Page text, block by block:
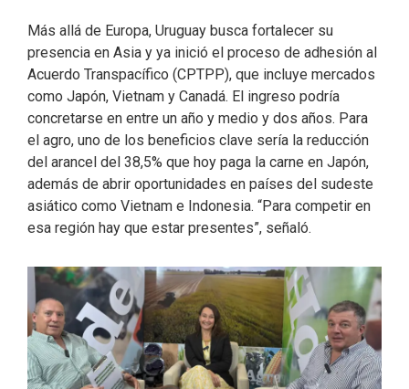
Más allá de Europa, Uruguay busca fortalecer su
presencia en Asia y ya inició el proceso de adhesión al
Acuerdo Transpacífico (CPTPP), que incluye mercados
como Japón, Vietnam y Canadá. El ingreso podría
concretarse en entre un año y medio y dos años. Para
el agro, uno de los beneficios clave sería la reducción
del arancel del 38,5% que hoy paga la carne en Japón,
además de abrir oportunidades en países del sudeste
asiático como Vietnam e Indonesia. “Para competir en
esa región hay que estar presentes”, señaló.